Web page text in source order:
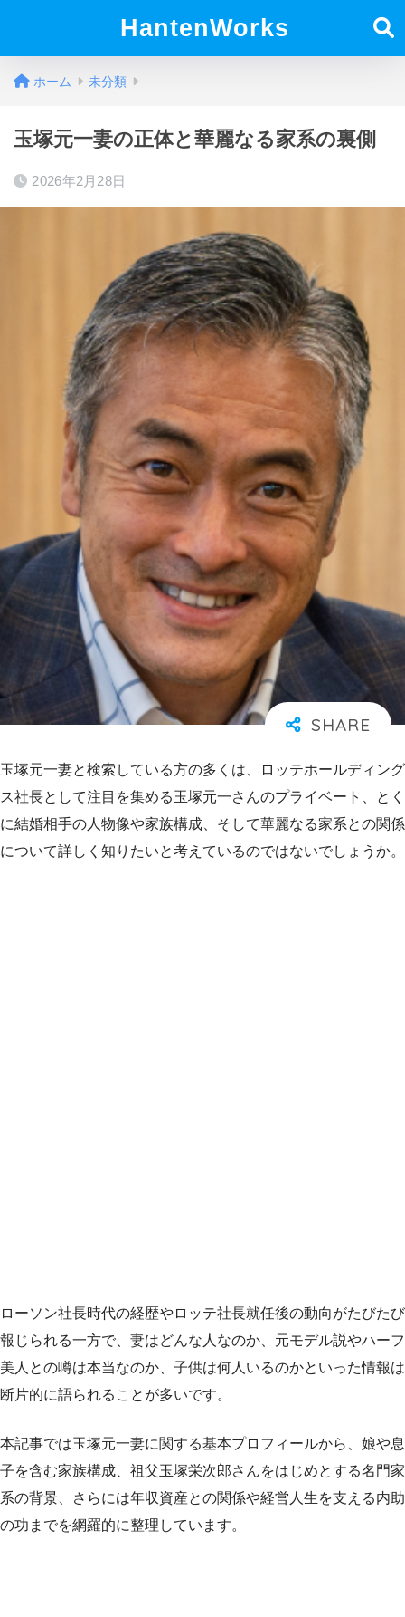
HantenWorks
ホーム 未分類
玉塚元一妻の正体と華麗なる家系の裏側
2026年2月28日
玉塚元一妻と検索している方の多くは、ロッテホールディング
ス社長として注目を集める玉塚元一さんのプライベート、とく
に結婚相手の人物像や家族構成、そして華麗なる家系との関係
について詳しく知りたいと考えているのではないでしょうか。
ローソン社長時代の経歴やロッテ社長就任後の動向がたびたび
報じられる一方で、妻はどんな人なのか、元モデル説やハーフ
美人との噂は本当なのか、子供は何人いるのかといった情報は
断片的に語られることが多いです。
本記事では玉塚元一妻に関する基本プロフィールから、娘や息
子を含む家族構成、祖父玉塚栄次郎さんをはじめとする名門家
系の背景、さらには年収資産との関係や経営人生を支える内助
の功までを網羅的に整理しています。